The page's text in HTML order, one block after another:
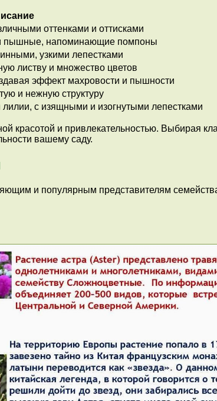
оттенками и оттисками
пышные, напоминающие помпоны
узкими лепестками
листву и множество цветов
эффект махровости и пышности
и нежную структуру
с изящными и изогнутыми лепестками
красотой и привлекательностью. Выбирая
вашему саду.
и популярным представителям